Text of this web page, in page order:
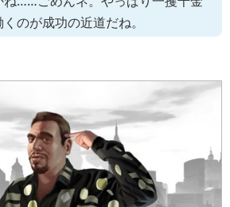
のが成功の近道だね。